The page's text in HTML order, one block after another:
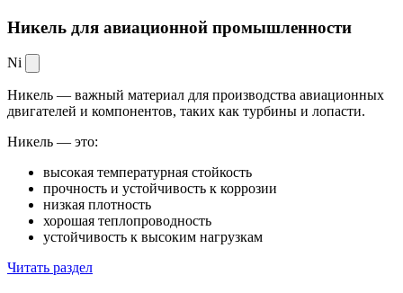
Никель для авиационной промышленности
Ni
Никель — важный материал для производства авиационных
двигателей и компонентов, таких как турбины и лопасти.
Никель — это:
высокая температурная стойкость
прочность и устойчивость к коррозии
низкая плотность
хорошая теплопроводность
устойчивость к высоким нагрузкам
Читать раздел